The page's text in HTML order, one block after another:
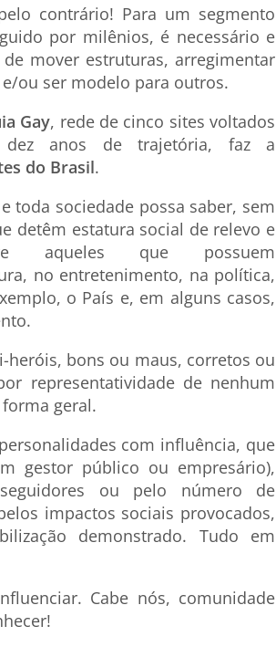
contrário! Para um segmento
por milênios, é necessário e
mover estruturas, arregimentar
ou ser modelo para outros.
Gay, rede de cinco sites voltados
anos de trajetória, faz a
do Brasil.
toda sociedade possa saber, sem
detêm estatura social de relevo e
aqueles que possuem
no entretenimento, na política,
o País e, em alguns casos,
bons ou maus, corretos ou
representatividade de nenhum
geral.
com influência, que
gestor público ou empresário),
ou pelo número de
impactos sociais provocados,
demonstrado. Tudo em
Cabe nós, comunidade